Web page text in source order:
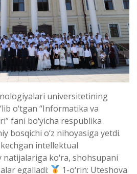
universitetining
o‘tgan “Informatika va
fani bo‘yicha respublika
bosqichi o‘z nihoyasiga yetdi.
intellektual
ko‘ra, shohsupani
egalladi:
1-o‘rin: Uteshova